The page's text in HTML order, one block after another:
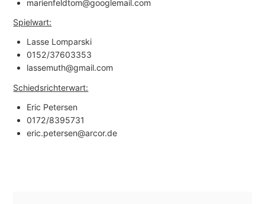
marienfeldtom@googlemail.com
Spielwart:
Lasse Lomparski
0152/37603353
lassemuth@gmail.com
Schiedsrichterwart:
Eric Petersen
0172/8395731
eric.petersen@arcor.de